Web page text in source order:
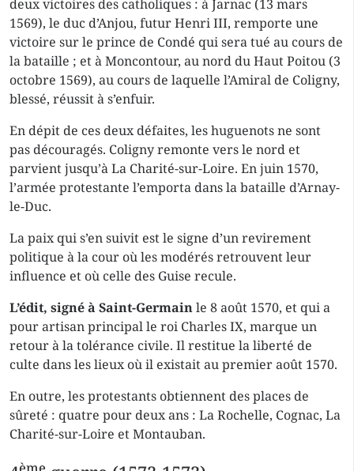
deux victoires des catholiques : à Jarnac (13 mars
1569), le duc d’Anjou, futur Henri III, remporte une
victoire sur le prince de Condé qui sera tué au cours de
la bataille ; et à Moncontour, au nord du Haut Poitou (3
octobre 1569), au cours de laquelle l’Amiral de Coligny,
blessé, réussit à s’enfuir.
En dépit de ces deux défaites, les huguenots ne sont
pas découragés. Coligny remonte vers le nord et
parvient jusqu’à La Charité-sur-Loire. En juin 1570,
l’armée protestante l’emporta dans la bataille d’Arnay-
le-Duc.
La paix qui s’en suivit est le signe d’un revirement
politique à la cour où les modérés retrouvent leur
influence et où celle des Guise recule.
L’édit, signé à Saint-Germainle 8 août 1570, et qui a
pour artisan principal le roi Charles IX, marque un
retour à la tolérance civile. Il restitue la liberté de
culte dans les lieux où il existait au premier août 1570.
En outre, les protestants obtiennent desplaces de
sûreté : quatre pour deux ans : La Rochelle, Cognac, La
Charité-sur-Loire et Montauban.